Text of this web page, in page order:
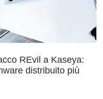
REvil a Kaseya:
distribuito più